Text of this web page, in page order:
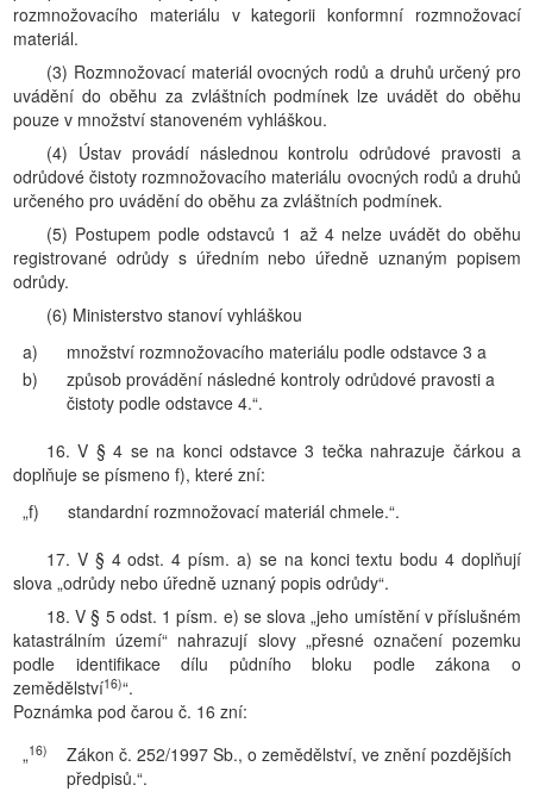
rozmnožovacího materiálu v kategorii konformní rozmnožovací
materiál.
(3) Rozmnožovací materiál ovocných rodů a druhů určený pro
uvádění do oběhu za zvláštních podmínek lze uvádět do oběhu
pouze v množství stanoveném vyhláškou.
(4) Ústav provádí následnou kontrolu odrůdové pravosti a
odrůdové čistoty rozmnožovacího materiálu ovocných rodů a druhů
určeného pro uvádění do oběhu za zvláštních podmínek.
(5) Postupem podle odstavců 1 až 4 nelze uvádět do oběhu
registrované odrůdy s úředním nebo úředně uznaným popisem
odrůdy.
(6) Ministerstvo stanoví vyhláškou
a)
množství rozmnožovacího materiálu podle odstavce 3 a
b)
způsob provádění následné kontroly odrůdové pravosti a
čistoty podle odstavce 4.“.
16. V § 4 se na konci odstavce 3 tečka nahrazuje čárkou a
doplňuje se písmeno f), které zní:
„f)
standardní rozmnožovací materiál chmele.“.
17. V § 4 odst. 4 písm. a) se na konci textu bodu 4 doplňují
slova „odrůdy nebo úředně uznaný popis odrůdy“.
18. V § 5 odst. 1 písm. e) se slova „jeho umístění v příslušném
katastrálním území“ nahrazují slovy „přesné označení pozemku
podle identifikace dílu půdního bloku podle zákona o
zemědělství16)“.
Poznámka pod čarou č. 16 zní:
„16)
Zákon č. 252/1997 Sb., o zemědělství, ve znění pozdějších
předpisů.“.